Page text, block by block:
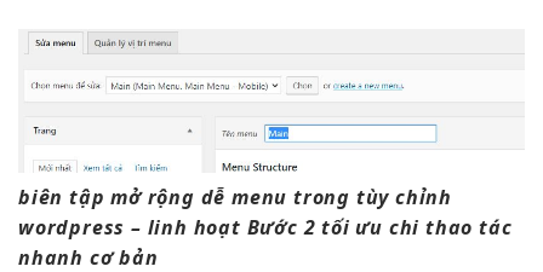
biên tậpmở rộng dễ menu trong tùy chỉnh
wordpress – linh hoạt Bước 2tối ưu chi thao tác
nhanh cơ bản